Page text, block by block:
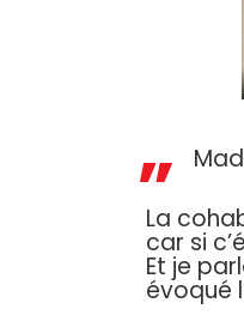
La
car si
Et je
évoqué